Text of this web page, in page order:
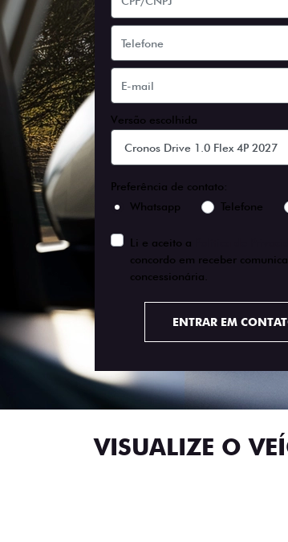
Versão escolhida
Preferência de contato:
Whatsapp
Telefone
Li e aceito a
concordo em receber
concessionária.
ENTRAR EM
VISUALIZE O